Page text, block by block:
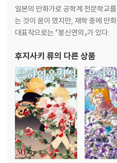
일본의 만화가로 공학계 전문학교
는 것이 꿈이 였지만, 재학 중에 만
대표작으로는 『봉신연의』가 있다.
후지사키 류의 다른 상품